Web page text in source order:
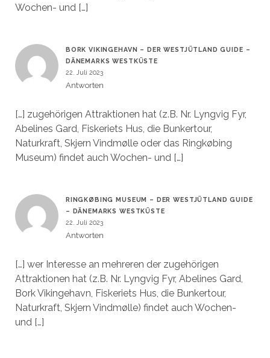
Wochen- und […]
BORK VIKINGEHAVN – DER WESTJÜTLAND GUIDE –
DÄNEMARKS WESTKÜSTE
22. Juli 2023
Antworten
[…] zugehörigen Attraktionen hat (z.B. Nr. Lyngvig Fyr,
Abelines Gard, Fiskeriets Hus, die Bunkertour,
Naturkraft, Skjern Vindmølle oder das Ringkøbing
Museum) findet auch Wochen- und […]
RINGKØBING MUSEUM – DER WESTJÜTLAND GUIDE
– DÄNEMARKS WESTKÜSTE
22. Juli 2023
Antworten
[…] wer Interesse an mehreren der zugehörigen
Attraktionen hat (z.B. Nr. Lyngvig Fyr, Abelines Gard,
Bork Vikingehavn, Fiskeriets Hus, die Bunkertour,
Naturkraft, Skjern Vindmølle) findet auch Wochen-
und […]